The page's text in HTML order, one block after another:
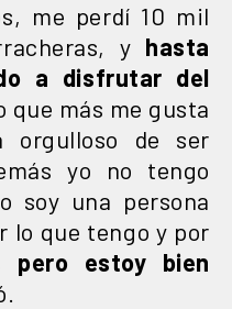
me perdí 10 mil
y hasta
a disfrutar del
que más me gusta
orgulloso de ser
yo no tengo
soy una persona
lo que tengo y por
pero estoy bien